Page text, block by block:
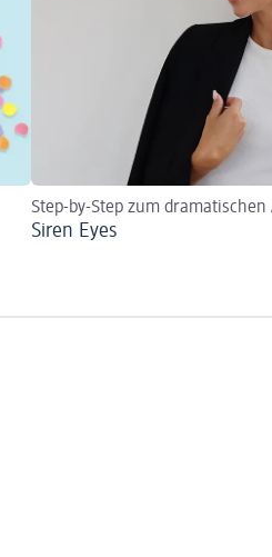
Step-by-Step zum dramatischen
Siren Eyes